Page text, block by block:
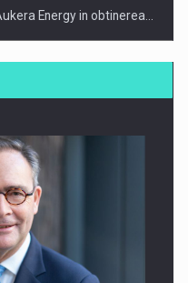
Energy in obtinerea…
DE AFACERI, ACADEMIC